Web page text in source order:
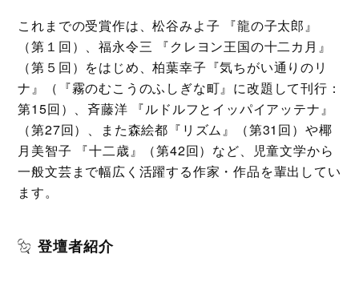
これまでの受賞作は、松谷みよ子 『龍の子太郎』
（第１回）、福永令三 『クレヨン王国の十二カ月』
（第５回）をはじめ、柏葉幸子『気ちがい通りのリ
ナ』（『霧のむこうのふしぎな町』に改題して刊行：
第15回）、斉藤洋 『ルドルフとイッパイアッテナ』
（第27回）、また森絵都『リズム』（第31回）や椰
月美智子 『十二歳』（第42回）など、児童文学から
一般文芸まで幅広く活躍する作家・作品を輩出してい
ます。
登壇者紹介